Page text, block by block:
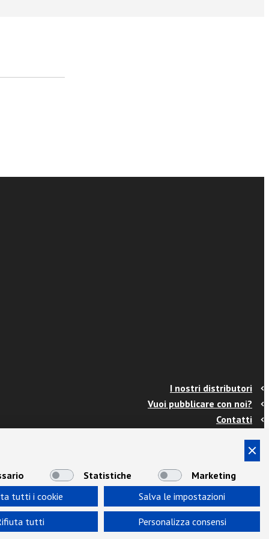
I nostri distributori
Vuoi pubblicare con noi?
Contatti
Termini e condizioni
Privacy
Area Docenti
Newsletter
Statistiche
Marketing
tutti i cookie
Salva le impostazioni
tutti Personalizza consensi